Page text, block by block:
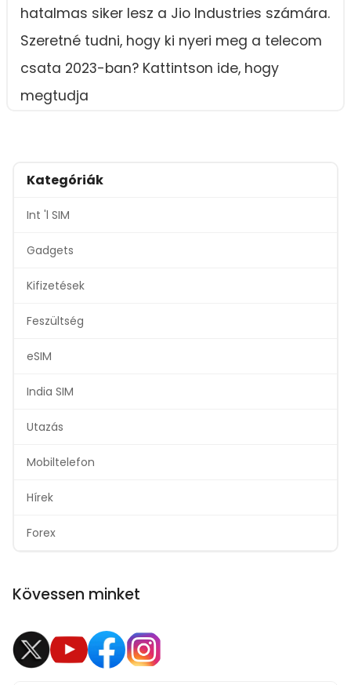
hatalmas siker lesz a Jio Industries számára.
Szeretné tudni, hogy ki nyeri meg a telecom
csata 2023-ban? Kattintson ide, hogy
megtudja
Kategóriák
Int 'l SIM
Gadgets
Kifizetések
Feszültség
eSIM
India SIM
Utazás
Mobiltelefon
Hírek
Forex
Kövessen minket